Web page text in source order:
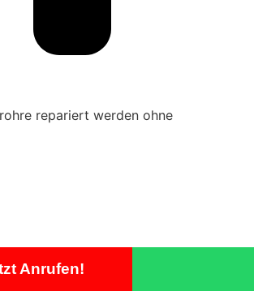
repariert werden ohne
Anrufen!